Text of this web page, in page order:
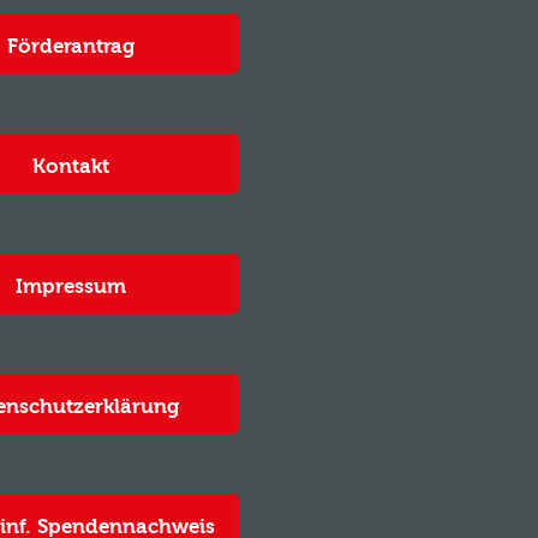
Förderantrag
Kontakt
Impressum
Spendennachweis